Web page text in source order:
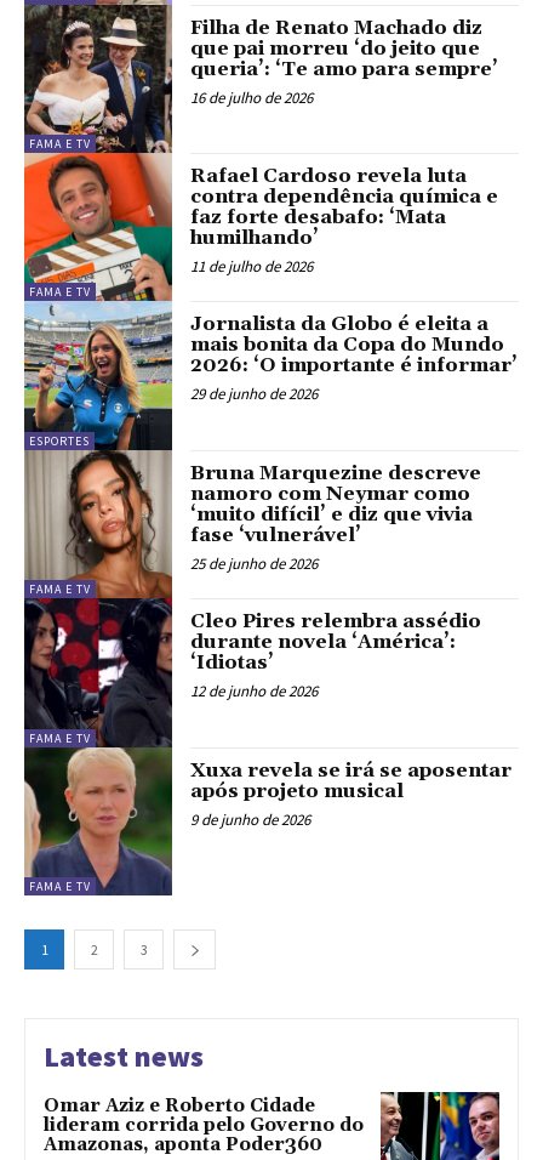
FAMA E TV
Filha de Renato Machado diz
que pai morreu ‘do jeito que
queria’: ‘Te amo para sempre’
16 de julho de 2026
FAMA E TV
Rafael Cardoso revela luta
contra dependência química e
faz forte desabafo: ‘Mata
humilhando’
11 de julho de 2026
ESPORTES
Jornalista da Globo é eleita a
mais bonita da Copa do Mundo
2026: ‘O importante é informar’
29 de junho de 2026
FAMA E TV
Bruna Marquezine descreve
namoro com Neymar como
‘muito difícil’ e diz que vivia
fase ‘vulnerável’
25 de junho de 2026
FAMA E TV
Cleo Pires relembra assédio
durante novela ‘América’:
‘Idiotas’
12 de junho de 2026
FAMA E TV
Xuxa revela se irá se aposentar
após projeto musical
9 de junho de 2026
1 2 3
Latest news
Omar Aziz e Roberto Cidade
lideram corrida pelo Governo do
Amazonas, aponta Poder360